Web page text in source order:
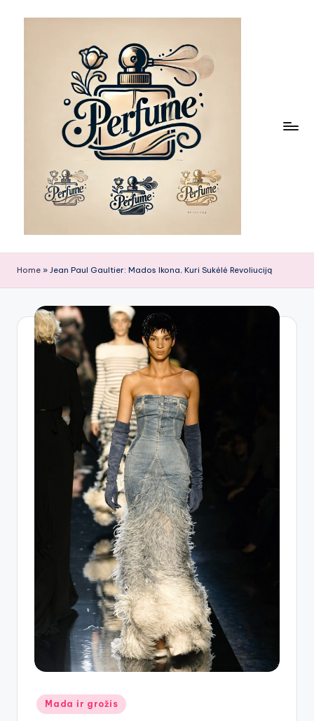
Home » Jean Paul Gaultier: Mados Ikona, Kuri Sukėlė Revoliuciją
Posted
in
Mada ir grožis